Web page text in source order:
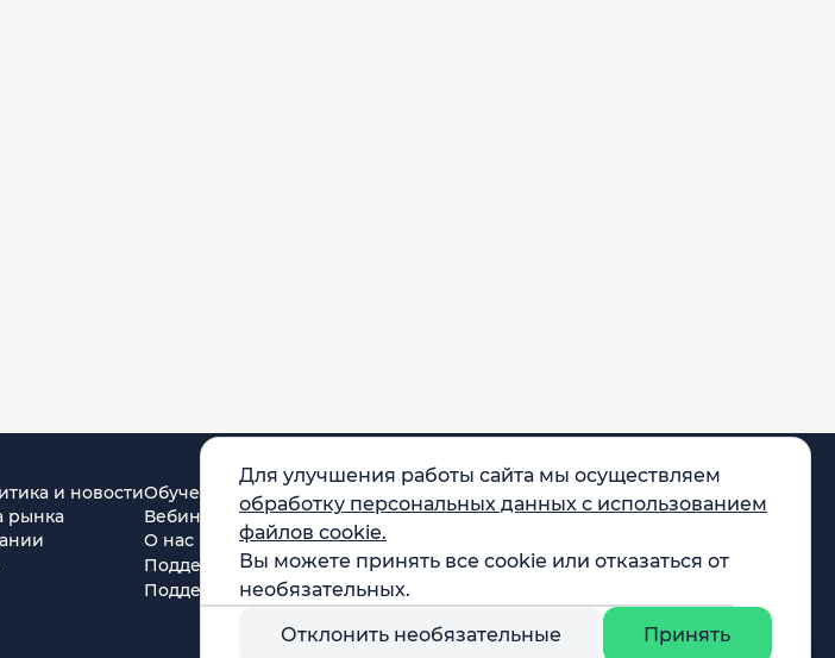
Для улучшения работы сайта мы осуществляем
обработку персональных данных с использованием
файлов cookie.
Вы можете принять все cookie или отказаться от
необязательных.
Отклонить необязательные
Принять
и новости
рынка
Обучение
Вебинары
О нас
Поддержка в Telegram
Поддержка в MAX